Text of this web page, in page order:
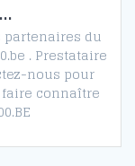
partenaires du
. Prestataire
nous pour
connaître